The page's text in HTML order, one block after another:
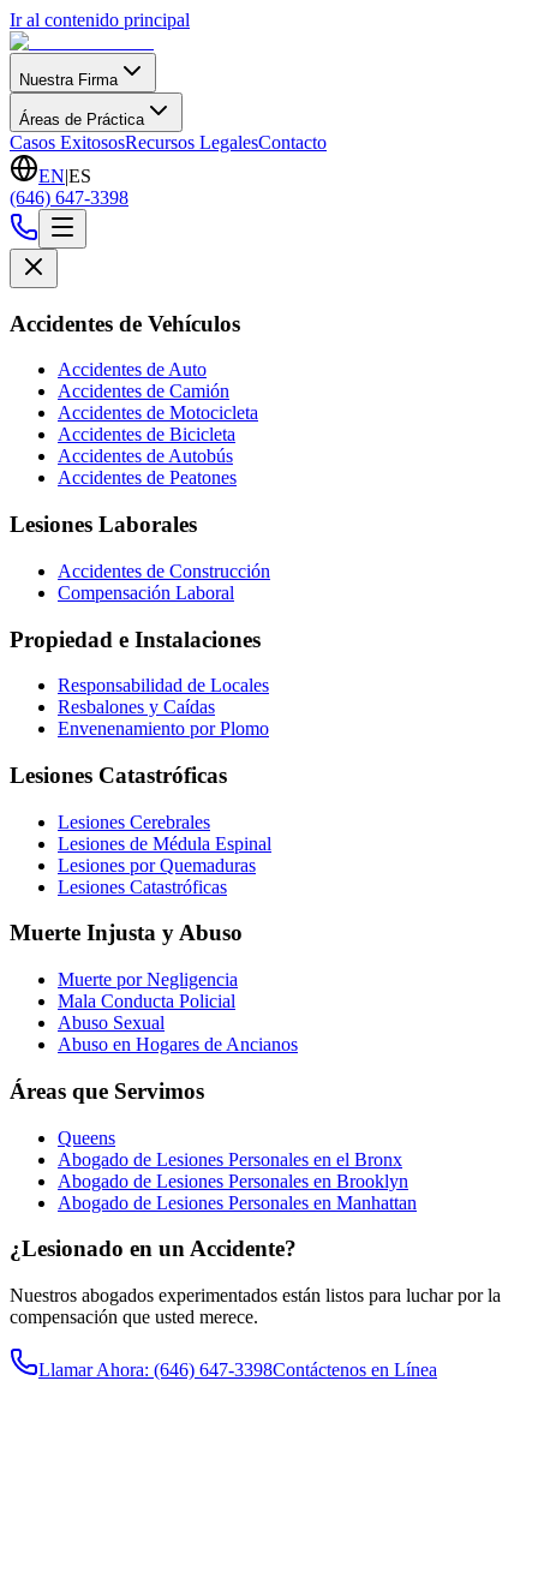
Ir al contenido principal
Nuestra Firma
Áreas de Práctica
Casos ExitososRecursos LegalesContacto
EN|ES
(646) 647-3398
Accidentes de Vehículos
Accidentes de Auto
Accidentes de Camión
Accidentes de Motocicleta
Accidentes de Bicicleta
Accidentes de Autobús
Accidentes de Peatones
Lesiones Laborales
Accidentes de Construcción
Compensación Laboral
Propiedad e Instalaciones
Responsabilidad de Locales
Resbalones y Caídas
Envenenamiento por Plomo
Lesiones Catastróficas
Lesiones Cerebrales
Lesiones de Médula Espinal
Lesiones por Quemaduras
Lesiones Catastróficas
Muerte Injusta y Abuso
Muerte por Negligencia
Mala Conducta Policial
Abuso Sexual
Abuso en Hogares de Ancianos
Áreas que Servimos
Queens
Abogado de Lesiones Personales en el Bronx
Abogado de Lesiones Personales en Brooklyn
Abogado de Lesiones Personales en Manhattan
¿Lesionado en un Accidente?
Nuestros abogados experimentados están listos para luchar por la
compensación que usted merece.
Llamar Ahora: (646) 647-3398Contáctenos en Línea